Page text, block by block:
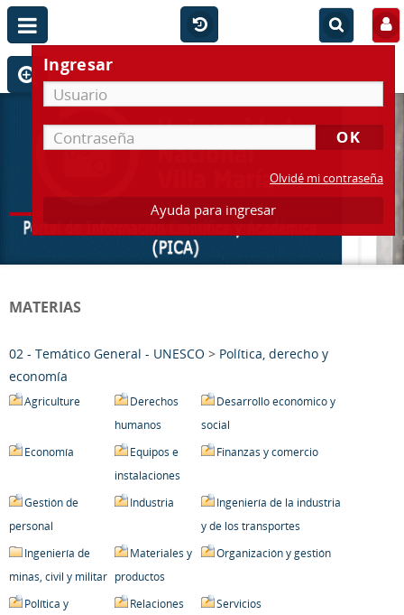
Ingresar
Olvidé mi contraseña
Ayuda para ingresar
MATERIAS
02 - Temático General - UNESCO > Política, derecho y
economía
Agriculture
Derechos
humanos
Desarrollo económico y
social
Economía
Equipos e
instalaciones
Finanzas y comercio
Gestión de
personal
Industria
Ingeniería de la industria
y de los transportes
Ingeniería de
minas, civil y militar
Materiales y
productos
Organización y gestión
Política y
Relaciones
Servicios